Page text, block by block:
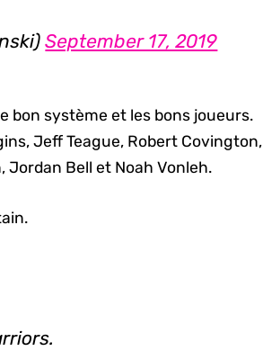
September 17, 2019
bon système et les bons joueurs.
Jeff Teague, Robert Covington,
Jordan Bell et Noah Vonleh.